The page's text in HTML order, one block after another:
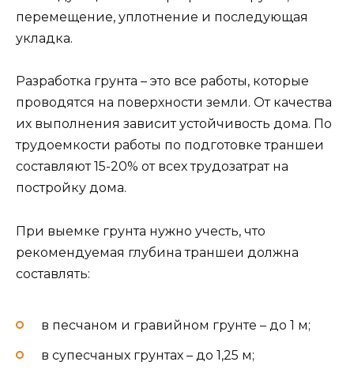
перемещение, уплотнение и последующая
укладка.
Разработка грунта – это все работы, которые
проводятся на поверхности земли. От качества
их выполнения зависит устойчивость дома. По
трудоемкости работы по подготовке траншеи
составляют 15-20% от всех трудозатрат на
постройку дома.
При выемке грунта нужно учесть, что
рекомендуемая глубина траншеи должна
составлять:
в песчаном и гравийном грунте – до 1 м;
в супесчаных грунтах – до 1,25 м;